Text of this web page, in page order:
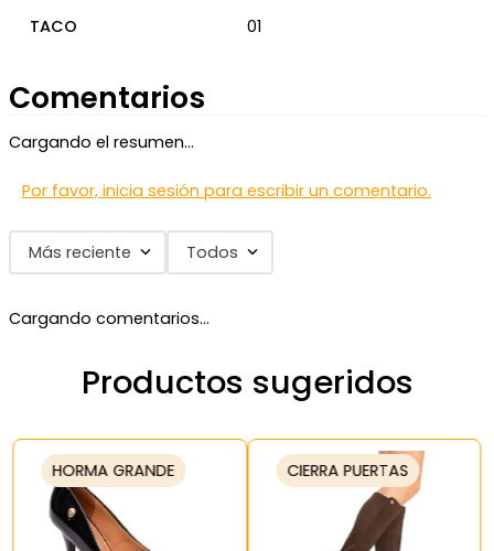
TACO 01
Comentarios
Cargando el resumen…
Por favor, inicia sesión para escribir un comentario.
Más reciente Todos
Cargando comentarios…
Productos sugeridos
HORMA GRANDE CIERRA PUERTAS